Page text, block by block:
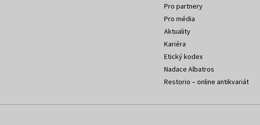
Pro partnery
Pro média
Aktuality
Kariéra
Etický kodex
Nadace Albatros
Restorio – online antikvariát